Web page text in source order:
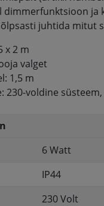
dimmerfunktsioon
juhtida mitut
x 2 m
valget
1,5 m
230-voldine
6 Watt
IP44
230 Volt